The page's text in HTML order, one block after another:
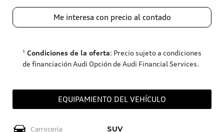
Me interesa con precio al contado
¹ Condiciones de la oferta: Precio sujeto a condiciones
de financiación Audi Opción de Audi Financial Services.
EQUIPAMIENTO DEL VEHÍCULO
Carrocería SUV